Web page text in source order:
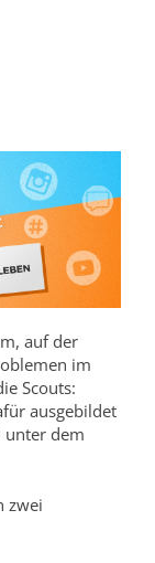
auf der
im
Scouts:
ausgebildet
unter dem
zwei